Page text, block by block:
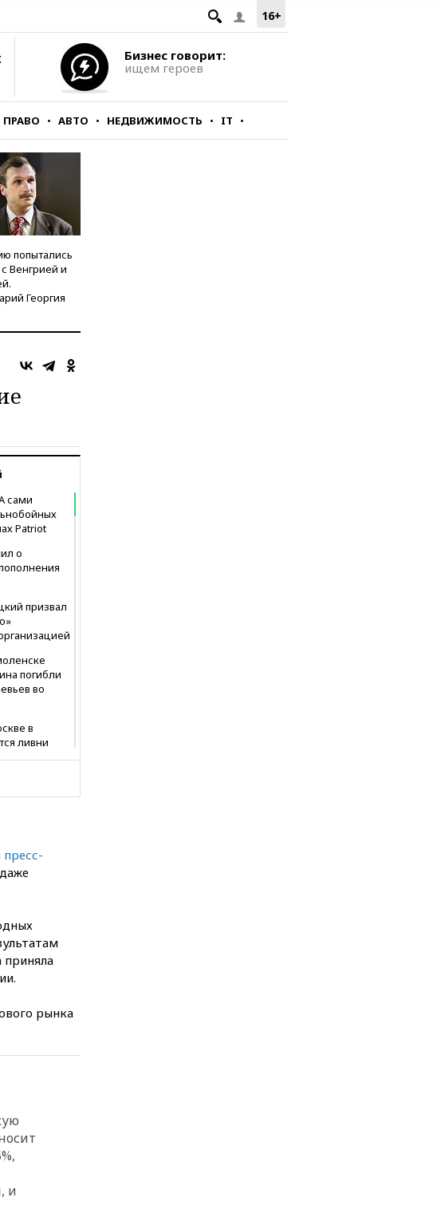
16+
Бизнес говорит:
ищем героев
ПРАВО АВТО НЕДВИЖИМОСТЬ IT
попытались
Венгрией и
Георгия
сами
Patriot
о
призвал
погибли
во
в
ливни
с «Реалом»
назвал 76-ю
заслушал
на
в
Human
Терновой
с 10-
ж/д
пресс-
приняла
рынка
и